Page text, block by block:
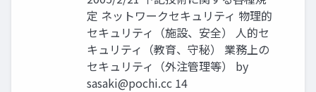
定 ネットワークセキュリティ 物理的
セキュリティ（施設、安全） 人的セ
キュリティ（教育、守秘） 業務上の
セキュリティ（外注管理等） by
sasaki@pochi.cc 14